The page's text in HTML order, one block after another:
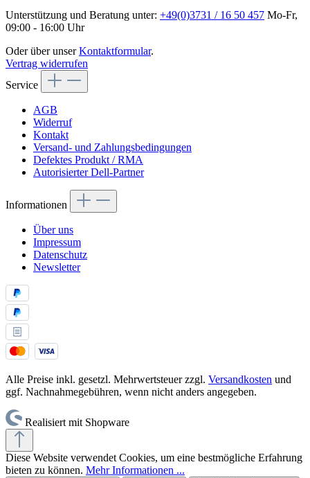
Unterstützung und Beratung unter: +49(0)3731 / 16 50 457 Mo-Fr,
09:00 - 16:00 Uhr
Oder über unserKontaktformular.
Vertrag widerrufen
Service
AGB
Widerruf
Kontakt
Versand- und Zahlungsbedingungen
Defektes Produkt / RMA
Autorisierter Dell-Partner
Informationen
Über uns
Impressum
Datenschutz
Newsletter
Alle Preise inkl. gesetzl. Mehrwertsteuer zzgl. Versandkosten und
ggf. Nachnahmegebühren, wenn nicht anders angegeben.
Realisiert mit Shopware
Diese Website verwendet Cookies, um eine bestmögliche Erfahrung
bieten zu können. Mehr Informationen ...